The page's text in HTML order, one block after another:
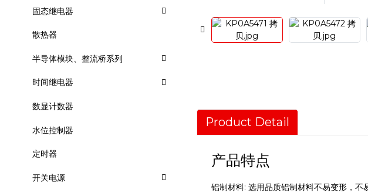
固态继电器
散热器
半导体模块、整流桥系列
时间继电器
数显计数器
水位控制器
定时器
开关电源
Product Detail
产品特点
铝制材料: 选用品质铝制材料不易变形，不